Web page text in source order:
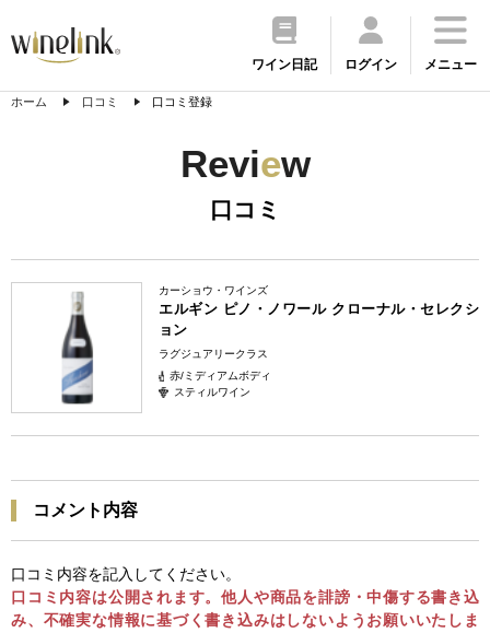
ワイン日記 ログイン メニュー
ホーム 口コミ 口コミ登録
Review
口コミ
カーショウ・ワインズ
エルギン ピノ・ノワール クローナル・セレクシ
ョン
ラグジュアリークラス
赤/ミディアムボディ
スティルワイン
コメント内容
口コミ内容を記入してください。
口コミ内容は公開されます。他人や商品を誹謗・中傷する書き込
み、不確実な情報に基づく書き込みはしないようお願いいたしま